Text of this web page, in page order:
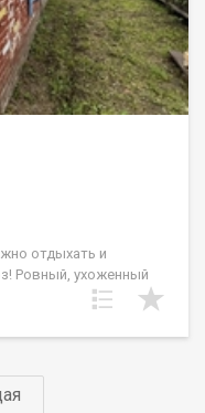
отдыхать и
Ровный, ухоженный
- требует
хозяйственный
для полива летняя,
В обществе многие
культиватор,